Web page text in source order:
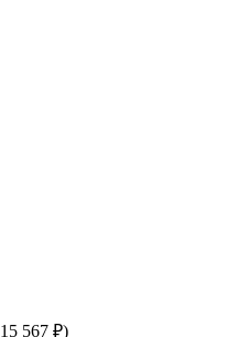
15 567 ₽)